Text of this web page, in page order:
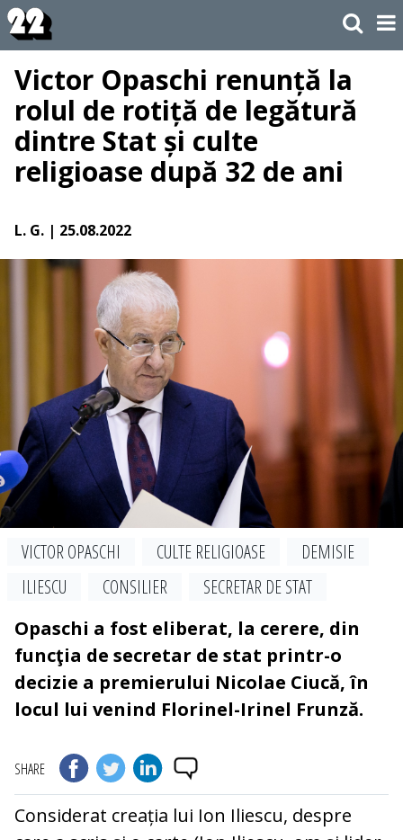
Victor Opaschi renunță la
rolul de rotiță de legătură
dintre Stat și culte
religioase după 32 de ani
L. G. | 25.08.2022
VICTOR OPASCHI CULTE RELIGIOASE
DEMISIE
ILIESCU
CONSILIER
SECRETAR DE STAT
Opaschi a fost eliberat, la cerere, din
funcţia de secretar de stat printr-o
decizie a premierului Nicolae Ciucă, în
locul lui venind Florinel-Irinel Frunză.
SHARE
Considerat creația lui Ion Iliescu, despre